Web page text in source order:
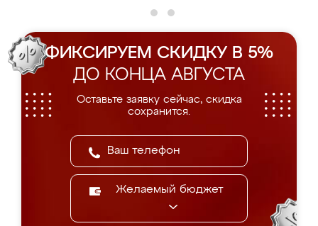
ФИКСИРУЕМ СКИДКУ В 5%
ДО КОНЦА АВГУСТА
Оставьте заявку сейчас, скидка
сохранится.
Желаемый бюджет